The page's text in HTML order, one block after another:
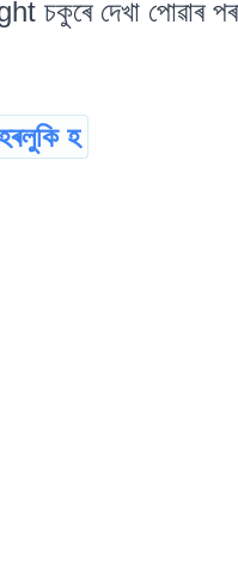
দেখা পোৱাৰ
হ